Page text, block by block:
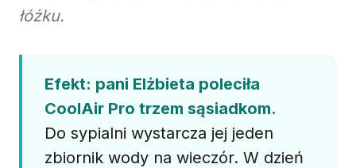
łóżku.
Efekt: pani Elżbieta poleciła
CoolAir Pro trzem sąsiadkom.
Do sypialni wystarcza jej jeden
zbiornik wody na wieczór. W dzień